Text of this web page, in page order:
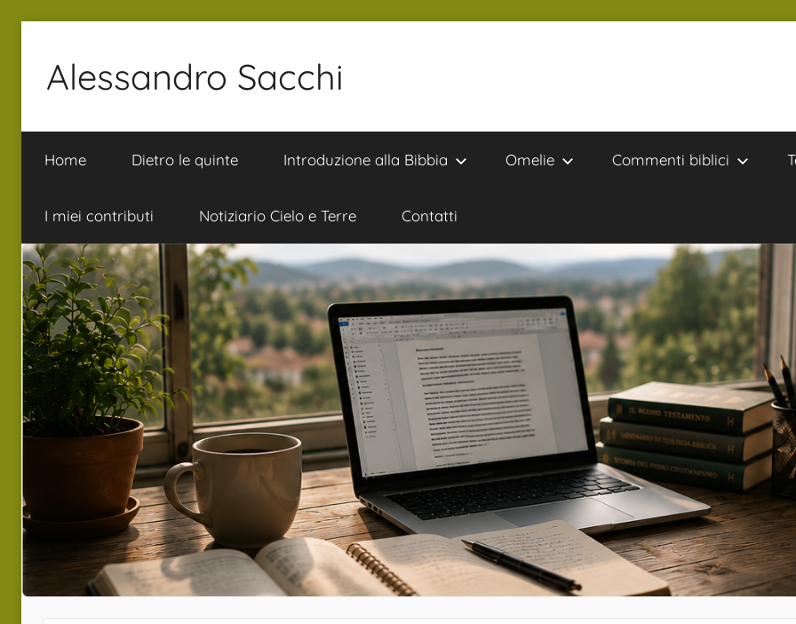
contenuto
Alessandro Sacchi
Interpretazione
Vita
Home Dietro le quinte Introduzione alla Bibbia Omelie Commenti biblici
I miei contributi Notiziario Cielo e Terre Contatti